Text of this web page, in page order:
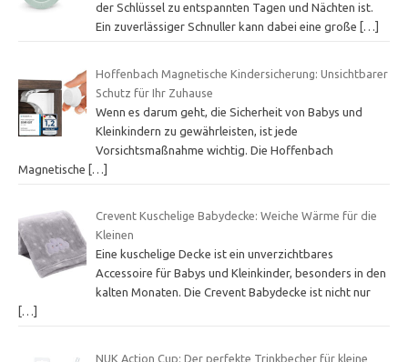
der Schlüssel zu entspannten Tagen und Nächten ist.
Ein zuverlässiger Schnuller kann dabei eine große
[…]
Hoffenbach Magnetische Kindersicherung: Unsichtbarer
Schutz für Ihr Zuhause
Wenn es darum geht, die Sicherheit von Babys und
Kleinkindern zu gewährleisten, ist jede
Vorsichtsmaßnahme wichtig. Die Hoffenbach
Magnetische
[…]
Crevent Kuschelige Babydecke: Weiche Wärme für die
Kleinen
Eine kuschelige Decke ist ein unverzichtbares
Accessoire für Babys und Kleinkinder, besonders in den
kalten Monaten. Die Crevent Babydecke ist nicht nur
[…]
NUK Action Cup: Der perfekte Trinkbecher für kleine